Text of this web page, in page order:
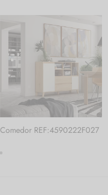
Comedor REF:4590222F027